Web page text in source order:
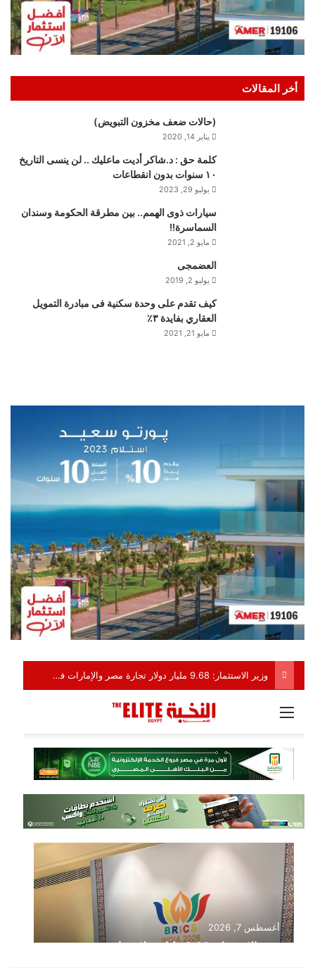
أخر المقالات
(حالات ضعف مخزون التبويض)
يناير 14, 2020
كلمة حق : د.شاكر أديت ماعليك .. لن ينسى التاريخ
١٠ سنوات بدون انقطاعات
يوليو 29, 2023
سيارات ذوى الهمم.. بين مطرقة الحكومة وسندان
السماسرة!!
مايو 2, 2021
العضمجى
يوليو 2, 2019
كيف تقدم على وحدة سكنية فى مبادرة التمويل
العقاري بفايدة ٣٪
مايو 21, 2021